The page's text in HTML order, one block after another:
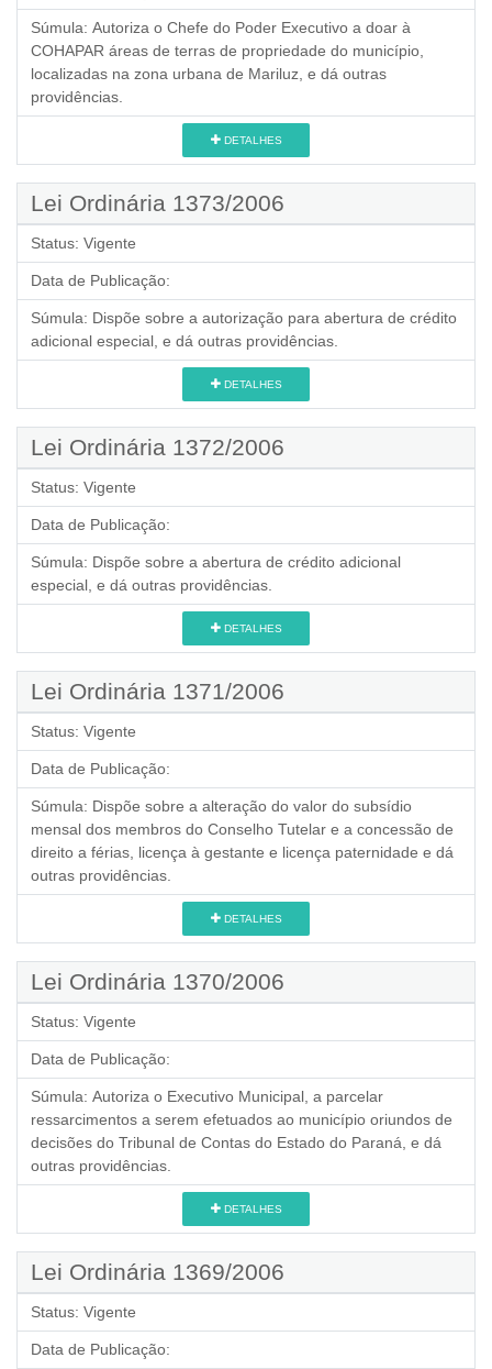
Súmula: Autoriza o Chefe do Poder Executivo a doar à
COHAPAR áreas de terras de propriedade do município,
localizadas na zona urbana de Mariluz, e dá outras
providências.
DETALHES
Lei Ordinária 1373/2006
Status: Vigente
Data de Publicação:
Súmula: Dispõe sobre a autorização para abertura de crédito
adicional especial, e dá outras providências.
DETALHES
Lei Ordinária 1372/2006
Status: Vigente
Data de Publicação:
Súmula: Dispõe sobre a abertura de crédito adicional
especial, e dá outras providências.
DETALHES
Lei Ordinária 1371/2006
Status: Vigente
Data de Publicação:
Súmula: Dispõe sobre a alteração do valor do subsídio
mensal dos membros do Conselho Tutelar e a concessão de
direito a férias, licença à gestante e licença paternidade e dá
outras providências.
DETALHES
Lei Ordinária 1370/2006
Status: Vigente
Data de Publicação:
Súmula: Autoriza o Executivo Municipal, a parcelar
ressarcimentos a serem efetuados ao município oriundos de
decisões do Tribunal de Contas do Estado do Paraná, e dá
outras providências.
DETALHES
Lei Ordinária 1369/2006
Status: Vigente
Data de Publicação: